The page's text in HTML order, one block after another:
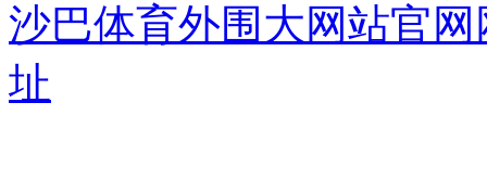
沙巴体育外围大网站官网
址